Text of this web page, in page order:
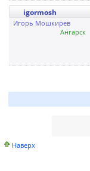
igormosh
Игорь Мошкирев
Ангарск
Наверх